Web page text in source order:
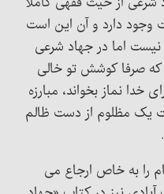
وجود دارد و آن این است
اما در جهاد شرعی
صرفا کوشش تو خالی
خدا نماز بخواند، مبارزه
یک مظلوم از دست ظالم
را به خاص ارجاع می